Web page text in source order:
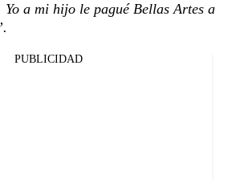
a mi hijo le pagué Bellas Artes a
PUBLICIDAD